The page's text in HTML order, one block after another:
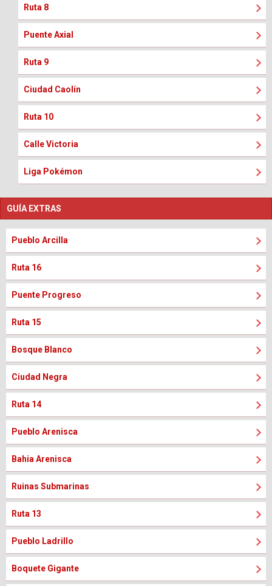
Ruta 8
Puente Axial
Ruta 9
Ciudad Caolín
Ruta 10
Calle Victoria
Liga Pokémon
GUÍA EXTRAS
Pueblo Arcilla
Ruta 16
Puente Progreso
Ruta 15
Bosque Blanco
Ciudad Negra
Ruta 14
Pueblo Arenisca
Bahia Arenisca
Ruinas Submarinas
Ruta 13
Pueblo Ladrillo
Boquete Gigante